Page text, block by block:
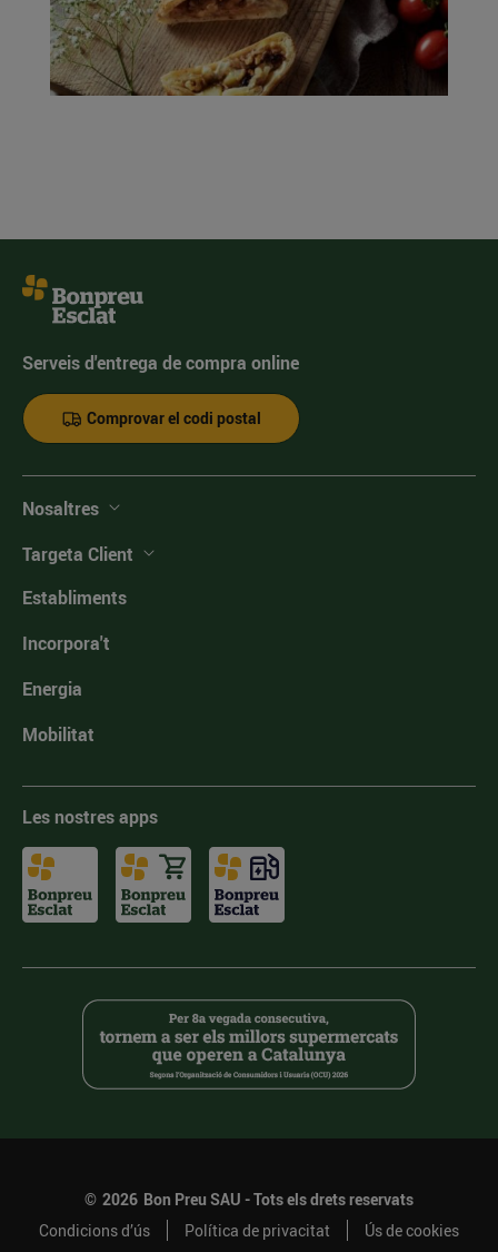
Serveis d'entrega de compra online
Comprovar el codi postal
Nosaltres
Targeta Client
Establiments
Incorpora't
Energia
Mobilitat
Les nostres apps
© 2026 Bon Preu SAU - Tots els drets reservats
Condicions d’ús
Política de privacitat Ús de cookies